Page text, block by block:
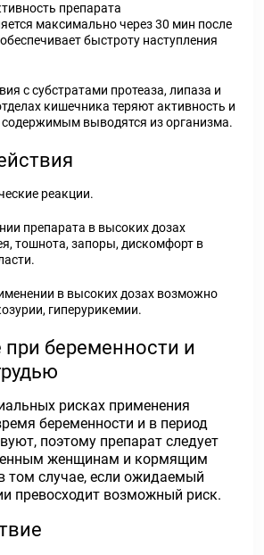
препарата
максимально через 30 мин после
быстроту наступления
с субстратами протеаза, липаза и
кишечника теряют активность и
выводятся из организма.
реакции.
препарата в высоких дозах
тошнота, запоры, дискомфорт в
в высоких дозах возможно
гиперурикемии.
беременности и
рисках применения
беременности и в период
поэтому препарат следует
женщинам и кормящим
том случае, если ожидаемый
превосходит возможный риск.